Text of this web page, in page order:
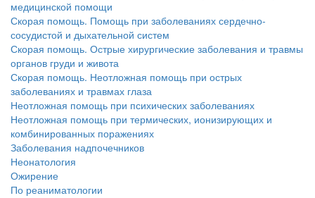
медицинской помощи
Скорая помощь. Помощь при заболеваниях сердечно-
сосудистой и дыхательной систем
Скорая помощь. Острые хирургические заболевания и травмы
органов груди и живота
Скорая помощь. Неотложная помощь при острых
заболеваниях и травмах глаза
Неотложная помощь при психических заболеваниях
Неотложная помощь при термических, ионизирующих и
комбинированных поражениях
Заболевания надпочечников
Неонатология
Ожирение
По реаниматологии